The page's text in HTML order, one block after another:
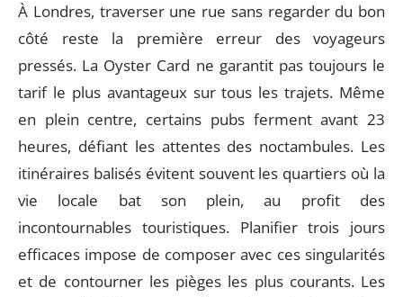
À Londres, traverser une rue sans regarder du bon
côté reste la première erreur des voyageurs
pressés. La Oyster Card ne garantit pas toujours le
tarif le plus avantageux sur tous les trajets. Même
en plein centre, certains pubs ferment avant 23
heures, défiant les attentes des noctambules. Les
itinéraires balisés évitent souvent les quartiers où la
vie locale bat son plein, au profit des
incontournables touristiques. Planifier trois jours
efficaces impose de composer avec ces singularités
et de contourner les pièges les plus courants. Les